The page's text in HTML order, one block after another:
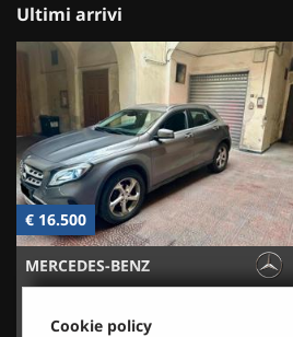
Ultimi arrivi
€ 16.500
MERCEDES-BENZ
Cookie policy